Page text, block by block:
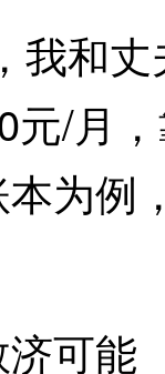
和丈
/月
为例
可能